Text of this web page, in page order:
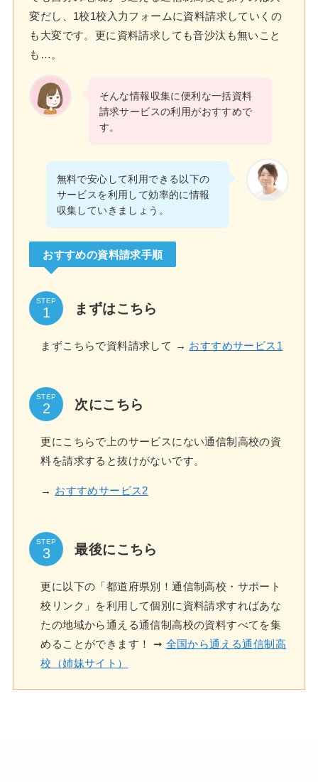
変だし、1校1校入力フォームに資料請求していくの
も大変です。更に資料請求しても音沙汰も無いこと
も…。
そんな情報収集に便利な一括資料
請求サービスの利用がおすすめで
す。
無料で安心して利用できる以下の
サービスを利用して効率的に情報
収集していきましょう。
おすすめの資料請求手順
STEP
まずはこちら
まずこちらで資料請求して → おすすめサービス1
STEP
次にこちら
更にこちらで上のサービスにない通信制高校の資
料を請求すると抜けがないです。
→ おすすめサービス2
STEP
最後にこちら
更に以下の「都道府県別！通信制高校・サポート
校リンク」を利用して個別に資料請求すればあな
たの地域から通える通信制高校の資料すべてを集
めることができます！ ➞ 全国から通える通信制高
校（姉妹サイト）